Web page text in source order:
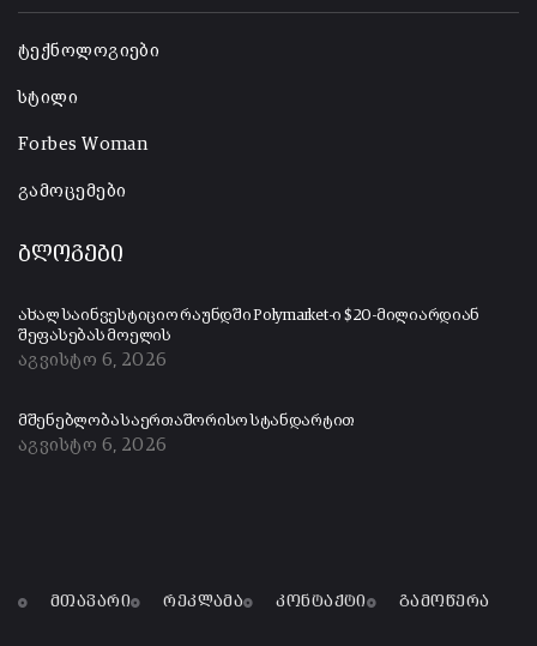
ტექნოლოგიები
სტილი
Forbes Woman
გამოცემები
ბლოგები
ახალ საინვესტიციო რაუნდში Polymarket-ი $20-მილიარდიან
შეფასებას მოელის
აგვისტო 6, 2026
მშენებლობა საერთაშორისო სტანდარტით
აგვისტო 6, 2026
მთავარი რეკლამა კონტაქტი გამოწერა